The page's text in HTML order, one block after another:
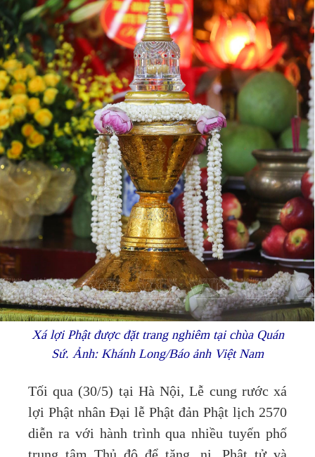
Xá lợi Phật được đặt trang nghiêm tại chùa Quán
Sứ. Ảnh: Khánh Long/Báo ảnh Việt Nam
Tối qua (30/5) tại Hà Nội, Lễ cung rước xá
lợi Phật nhân Đại lễ Phật đản Phật lịch 2570
diễn ra với hành trình qua nhiều tuyến phố